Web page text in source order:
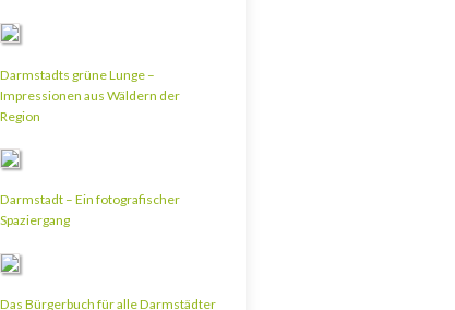
Darmstadts grüne Lunge –
Impressionen aus Wäldern der
Region
Darmstadt – Ein fotografischer
Spaziergang
Das Bürgerbuch für alle Darmstädter